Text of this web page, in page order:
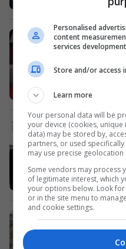
Turqia,
Agimit
Nga Bota
INPO:
duhet
Kosovë
Personalised
content
services development
Store and/or access
Learn more
Your personal data will be
your device (cookies,
data) may be stored by,
partners, or used
may use precise geolocation
Some vendors may process
of legitimate interest, which
your options below. Look
or in the site menu to
and cookie settings.